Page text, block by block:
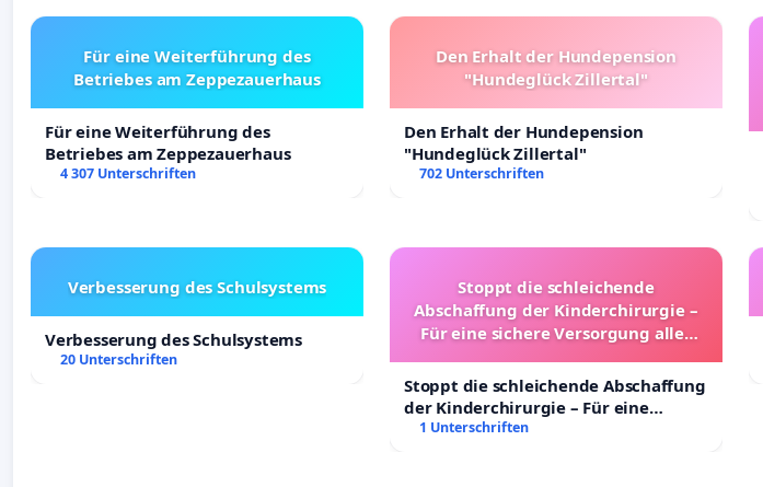
Für eine Weiterführung des
Betriebes am Zeppezauerhaus
Für eine Weiterführung des
Betriebes am Zeppezauerhaus
4 307 Unterschriften
Den Erhalt der Hundepension
"Hundeglück Zillertal"
Den Erhalt der Hundepension
"Hundeglück Zillertal"
702 Unterschriften
Verbesserung des Schulsystems
Verbesserung des Schulsystems
20 Unterschriften
Stoppt die schleichende
Abschaffung der Kinderchirurgie –
Für eine sichere Versorgung aller
Stoppt die schleichende Abschaffung
der Kinderchirurgie – Für eine
sichere Versorgung aller Kinder in
1 Unterschriften